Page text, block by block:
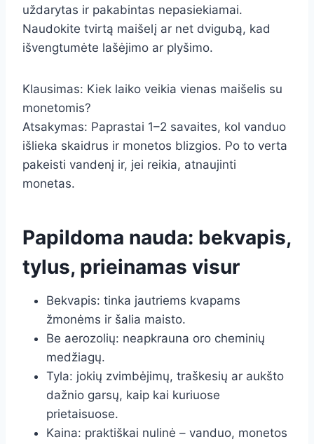
uždarytas ir pakabintas nepasiekiamai.
Naudokite tvirtą maišelį ar net dvigubą, kad
išvengtumėte lašėjimo ar plyšimo.
Klausimas: Kiek laiko veikia vienas maišelis su
monetomis?
Atsakymas: Paprastai 1–2 savaites, kol vanduo
išlieka skaidrus ir monetos blizgios. Po to verta
pakeisti vandenį ir, jei reikia, atnaujinti
monetas.
Papildoma nauda: bekvapis,
tylus, prieinamas visur
Bekvapis: tinka jautriems kvapams
žmonėms ir šalia maisto.
Be aerozolių: neapkrauna oro cheminių
medžiagų.
Tyla: jokių zvimbėjimų, traškesių ar aukšto
dažnio garsų, kaip kai kuriuose
prietaisuose.
Kaina: praktiškai nulinė – vanduo, monetos